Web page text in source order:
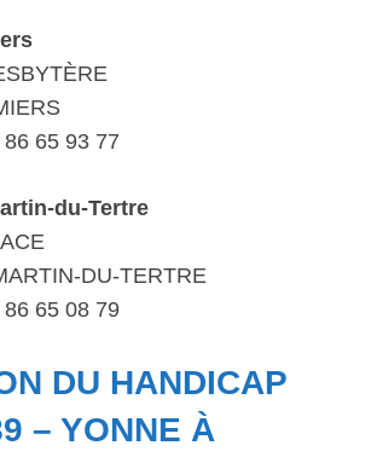
65 93 77
du-Tertre
DU-TERTRE
65 08 79
DU HANDICAP
– YONNE À